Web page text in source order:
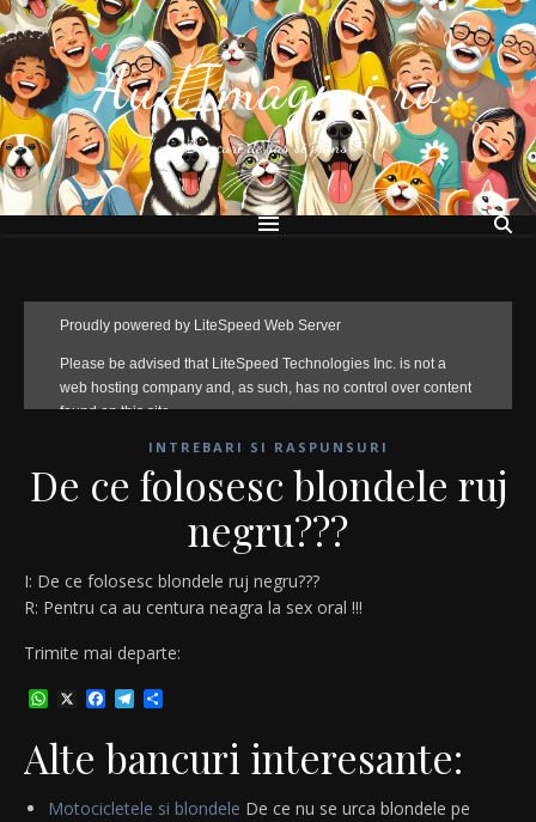
AudImagini.ro
Bancuri de ras si plans
INTREBARI SI RASPUNSURI
De ce folosesc blondele ruj
negru???
I: De ce folosesc blondele ruj negru???
R: Pentru ca au centura neagra la sex oral !!!
Trimite mai departe:
WhatsApp
X Facebook
Telegram
Alte bancuri interesante:
Motocicletele si blondele De ce nu se urca blondele pe